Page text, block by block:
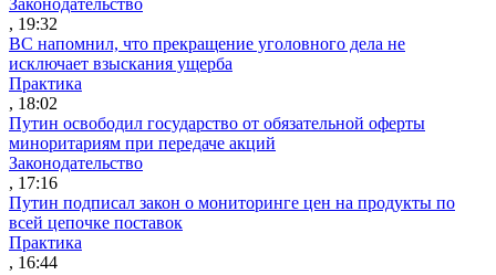
, 19:32
ВС напомнил, что прекращение уголовного дела не
исключает взыскания ущерба
Практика
, 18:02
Путин освободил государство от обязательной оферты
миноритариям при передаче акций
Законодательство
, 17:16
Путин подписал закон о мониторинге цен на продукты по
всей цепочке поставок
Практика
, 16:44